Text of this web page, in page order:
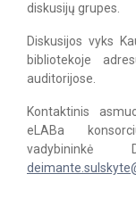
diskusijų grupes.
Diskusijos vyks
bibliotekoje
auditorijose.
Kontaktinis
eLABa